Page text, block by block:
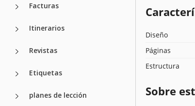
Facturas
Itinerarios
Revistas
Etiquetas
planes de lección
Diseño
Páginas
Estructura
Sobre